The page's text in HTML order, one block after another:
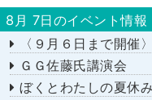
8月 7日のイベント情報
〈９月６日まで開催〉特別展示
ＧＧ佐藤氏講演会
ぼくとわたしの夏休